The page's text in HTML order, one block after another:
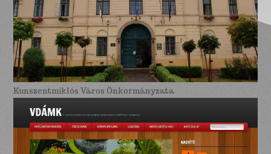
Kunszentmiklós Város Önkormányzata